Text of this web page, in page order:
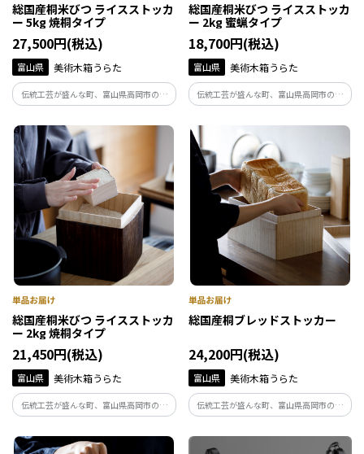
総国産桐米びつ ライスストッカ
ー 5kg 焼桐タイプ
27,500円(税込)
富山県 美術木箱うらた
伝統工芸が盛んな町、富山県高岡市の桐
箱製造業者の職人が創り出すキッチンで
活きる桐の箱。細部にまで職人技が込め
られたオリジナルの総国産桐の米びつ。
上質なキッチン空間を『KIRIFT』のスト
ッカーと共に。
総国産桐米びつ ライスストッカ
ー 2kg 蜜蝋タイプ
18,700円(税込)
富山県 美術木箱うらた
伝統工芸が盛んな町、富山県高岡市の桐
箱製造業者の職人が創り出すキッチンで
活きる桐の箱。細部にまで職人技が込め
られたオリジナルの総国産桐の米びつ。
上質なキッチン空間を『KIRIFT』のスト
ッカーと共に。
総国産桐米びつ ライスストッカ
ー 2kg 焼桐タイプ
21,450円(税込)
富山県 美術木箱うらた
伝統工芸が盛んな町、富山県高岡市の桐
箱製造業者の職人が創り出すキッチンで
活きる桐の箱。細部にまで職人技が込め
られたオリジナルの総国産桐の米びつ。
総国産桐ブレッドストッカー
24,200円(税込)
富山県 美術木箱うらた
伝統工芸が盛んな町、富山県高岡市の桐
箱製造業者の職人が創り出すキッチンで
活きる桐の箱。細部にまで職人技が込め
られたオリジナル総国産桐のパンストッ